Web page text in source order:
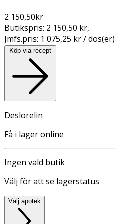
2 150,50kr
Butikspris: 2 150,50 kr,
Jmfs.pris: 1 075,25 kr / dos(er)
Köp via recept
Deslorelin
Få i lager online
Ingen vald butik
Välj för att se lagerstatus
Välj apotek